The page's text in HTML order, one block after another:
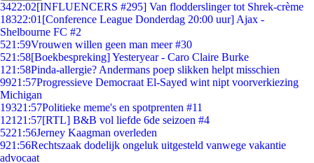
3422:02[INFLUENCERS #295] Van flodderslinger tot Shrek-crème
18322:01 [Conference League Donderdag 20:00 uur] Ajax -
Shelbourne FC #2
521:59Vrouwen willen geen man meer #30
521:58[Boekbespreking] Yesteryear - Caro Claire Burke
1 21:58Pinda-allergie? Andermans poep slikken helpt misschien
9921:57Progressieve Democraat El-Sayed wint nipt voorverkiezing
Michigan
19321:57Politieke meme's en spotprenten #11
121 21:57[RTL] B&B vol liefde 6de seizoen #4
5221:56Jerney Kaagman overleden
921:56Rechtszaak dodelijk ongeluk uitgesteld vanwege vakantie
advocaat